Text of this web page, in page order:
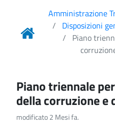
Amministrazione
Disposizioni
Piano
Piano triennale
della corruzione e
modificato 2 Mesi fa.